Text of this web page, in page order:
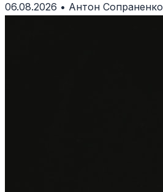
06.08.2026 • Антон Сопраненко